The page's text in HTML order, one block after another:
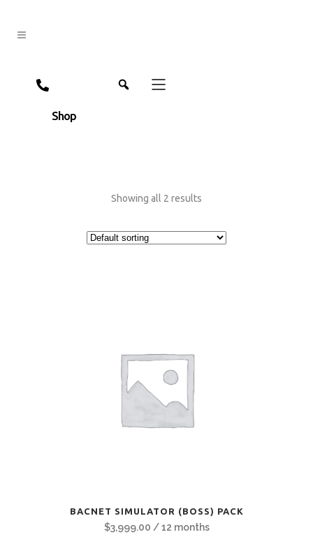
Shop
Showing all 2 results
BACNET SIMULATOR (BOSS) PACK
$3,999.00 / 12 months